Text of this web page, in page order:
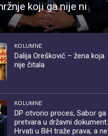
koji ga nije ni
KOLUMNE
Dalija Orešković – žena koja
nije čitala
KOLUMNE
DP otvorio proces, Sabor ga
pretvara u državni dokument:
Hrvati u BiH traže prava, a ne